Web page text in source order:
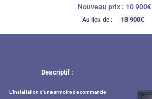
Nouveau prix : 10 900€
Au lieu de : 13 900€
Descriptif :
L’installation d’une armoire de commande